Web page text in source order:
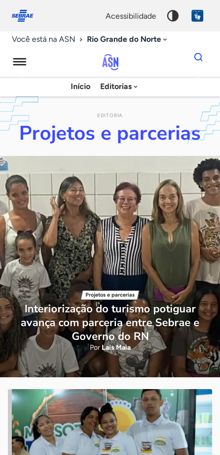
conosco
acessibilidade
Você está na ASN Rio Grande do Norte
Agência
Sebrae
de
Notícias
Início Editorias
Dados
para
chave
EDITORIA
Projetos e parcerias
Projetos e parcerias
Interiorização do turismo potiguar
avança com parceria entre Sebrae e
Governo do RN
PorLaís Maia